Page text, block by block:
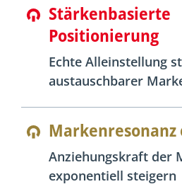
Stärkenbasierte
Positionierung
Echte Alleinstellung
austauschbarer
Markenresonanz
Anziehungskraft der
exponentiell steigern